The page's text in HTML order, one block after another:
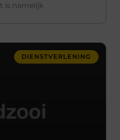
is namelijk
DIENSTVERLENING